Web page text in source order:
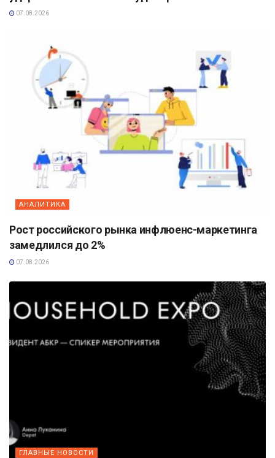
07.08.2026
АНАЛИТИКА
Рост российского рынка инфлюенс-маркетинга
замедлился до 2%
07.08.2026
ГЛАВНЫЕ НОВОСТИ